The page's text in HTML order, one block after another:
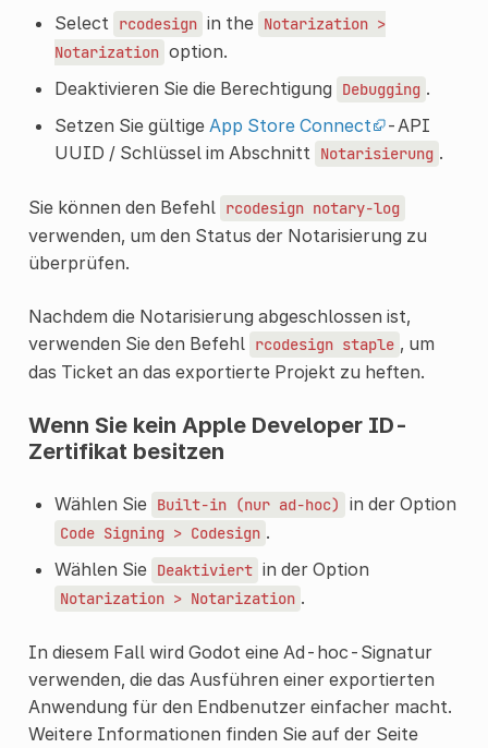
Select rcodesign in the Notarization >
Notarization option.
Deaktivieren Sie die Berechtigung
Debugging .
Setzen Sie gültige App Store Connect
-API
UUID / Schlüssel im Abschnitt
Notarisierung .
Sie können den Befehl rcodesign notary-log
verwenden, um den Status der Notarisierung zu
überprüfen.
Nachdem die Notarisierung abgeschlossen ist,
verwenden Sie den Befehl rcodesign staple , um
das Ticket an das exportierte Projekt zu heften.
Wenn Sie kein Apple Developer ID-
Zertifikat besitzen
Wählen Sie Built-in (nur ad-hoc) in der Option
Code Signing > Codesign .
Wählen Sie Deaktiviert in der Option
Notarization > Notarization .
In diesem Fall wird Godot eine Ad-hoc-Signatur
verwenden, die das Ausführen einer exportierten
Anwendung für den Endbenutzer einfacher macht.
Weitere Informationen finden Sie auf der Seite